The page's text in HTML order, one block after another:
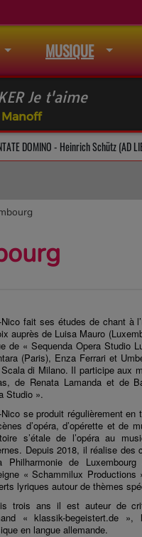
MUSIQUE
Je t'aime
Manoff
CANTATE DOMINO - Heinrich
fait ses études de chant à
auprès de Luisa Mauro
de « Sequenda Opera Studio
(Paris), Enza Ferrari et
di Milano. Il participe aux
de Renata Lamanda et de
Studio ».
se produit régulièrement
d’opéra, d’opérette et de
s’étale de l’opéra au
Depuis 2018, il réalise des
Philharmonie de
« Schammilux
lyriques autour de thèmes
trois ans il est auteur de
« klassik-begeistert.de
en langue allemande.